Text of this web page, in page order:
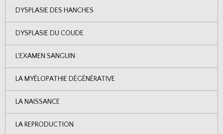
DYSPLASIE DES HANCHES
DYSPLASIE DU COUDE
L'EXAMEN SANGUIN
LA MYÉLOPATHIE DÉGÉNÉRATIVE
LA NAISSANCE
LA REPRODUCTION